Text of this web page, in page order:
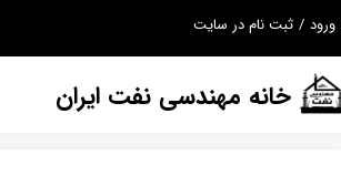
ورود / ثبت نام در سایت
حساب کاربری من
تغییر گذر واژه
خانه مهندسی نفت ایران